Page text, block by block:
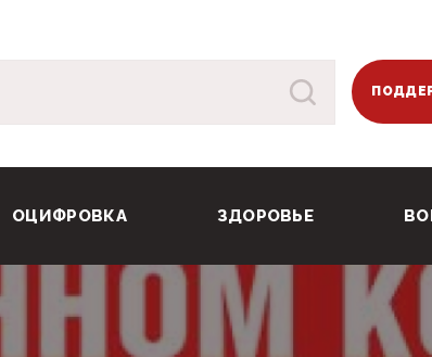
ОЦИФРОВКА ЗДОРОВЬЕ